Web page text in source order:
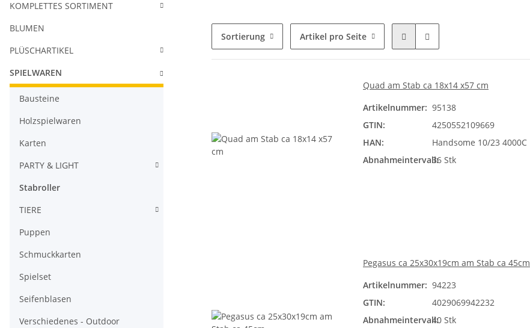
Sortierung Artikel pro Seite
Quad am Stab ca 18x14 x57 cm
Artikelnummer: 95138
GTIN:
4250552109669
HAN:
Handsome 10/23 4000C
Abnahmeintervall:36 Stk
Pegasus ca 25x30x19cm am Stab ca 45cm
Artikelnummer: 94223
GTIN:
4029069942232
Abnahmeintervall:40 Stk
KOMPLETTES SORTIMENT
BLUMEN
PLÜSCHARTIKEL
SPIELWAREN
Bausteine
Holzspielwaren
Karten
PARTY & LIGHT
Stabroller
TIERE
Puppen
Schmuckkarten
Spielset
Seifenblasen
Verschiedenes - Outdoor